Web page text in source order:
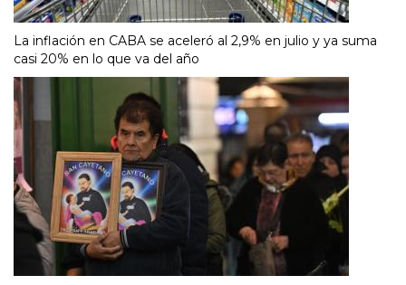
La inflación en CABA se aceleró al 2,9% en julio y ya suma
casi 20% en lo que va del año